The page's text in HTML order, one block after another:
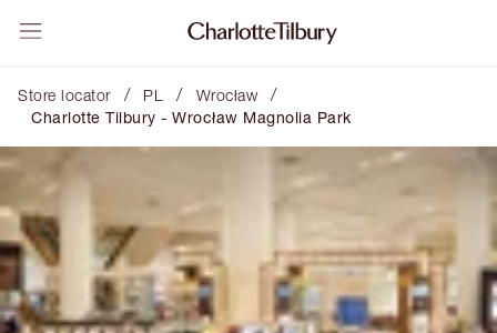
Store locator / PL / Wrocław /
Charlotte Tilbury - Wrocław Magnolia Park